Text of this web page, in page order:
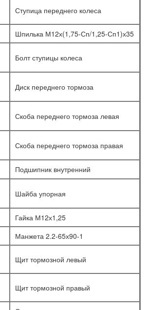
Ступица переднего колеса
Шпилька М12х(1,75-Сп/1,25-Сп1)х35
Болт ступицы колеса
Диск переднего тормоза
Скоба переднего тормоза левая
Скоба переднего тормоза правая
Подшипник внутренний
Шайба упорная
Гайка М12х1,25
Манжета 2.2-65х90-1
Щит тормозной левый
Щит тормозной правый